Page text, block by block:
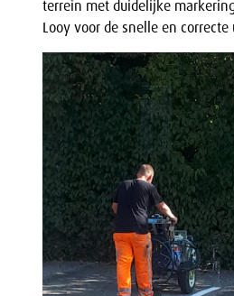
terrein met duidelijke
Looy voor de snelle en